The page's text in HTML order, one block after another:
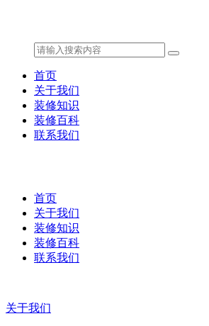
首页
关于我们
装修知识
装修百科
联系我们
首页
关于我们
装修知识
装修百科
联系我们
关于我们